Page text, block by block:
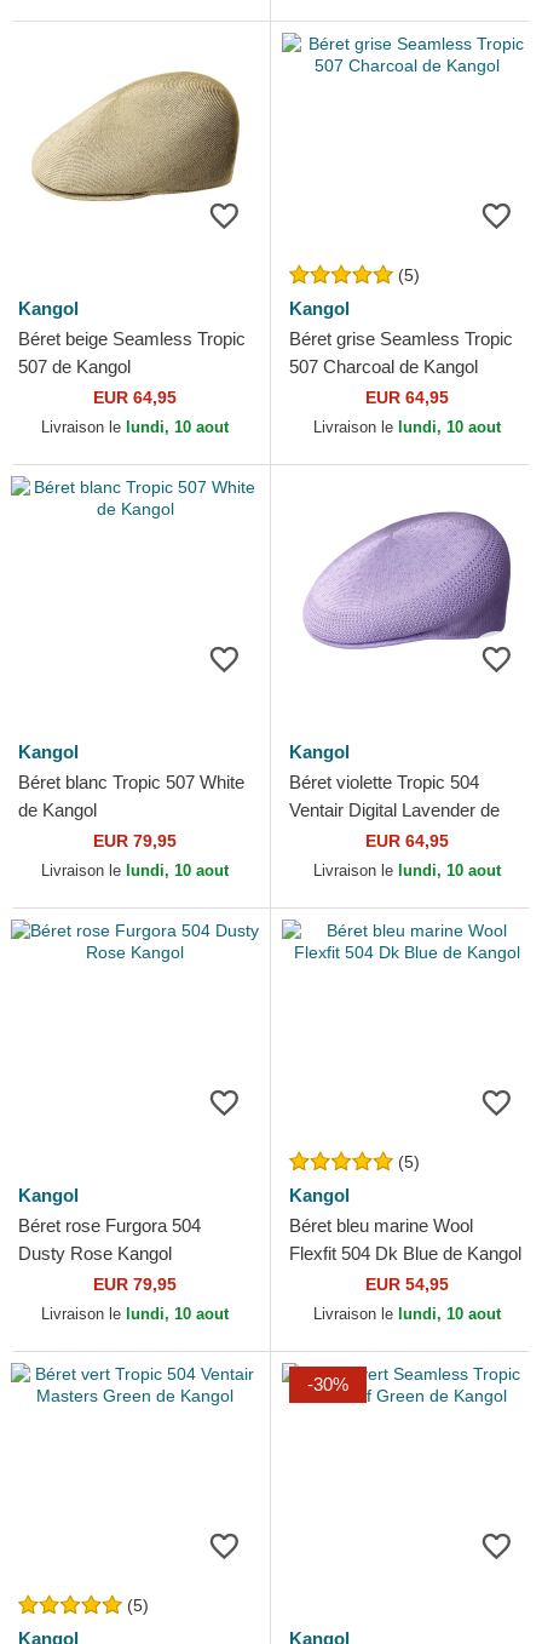
Kangol
Béret beige Seamless Tropic
507 de Kangol
EUR 64,95
Livraison le lundi, 10 aout
(5)
Kangol
Béret grise Seamless Tropic
507 Charcoal de Kangol
EUR 64,95
Livraison le lundi, 10 aout
Kangol
Béret blanc Tropic 507 White
de Kangol
EUR 79,95
Livraison le lundi, 10 aout
Kangol
Béret violette Tropic 504
Ventair Digital Lavender de
EUR 64,95
Livraison le lundi, 10 aout
Kangol
Béret rose Furgora 504
Dusty Rose Kangol
EUR 79,95
Livraison le lundi, 10 aout
(5)
Kangol
Béret bleu marine Wool
Flexfit 504 Dk Blue de Kangol
EUR 54,95
Livraison le lundi, 10 aout
(5)
Kangol
-30%
Kangol